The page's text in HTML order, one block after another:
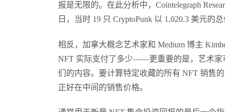
报是无限的。在此分析中，Cointelegraph
日，当时 19 只 CryptoPunk 以 1,020.3 美元的
相反，加拿大概念艺术家和 Medium 博主
NFT 实际支付了多少——更重要的是，艺术家
们的内容。 要计算特定收藏的所有 NFT 销售
正好在中间的销售价格。